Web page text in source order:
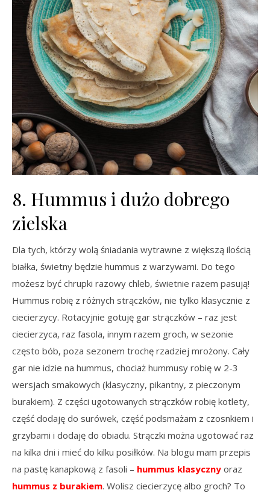
8. Hummus i dużo dobrego
zielska
Dla tych, którzy wolą śniadania wytrawne z większą ilością
białka, świetny będzie hummus z warzywami. Do tego
możesz być chrupki razowy chleb, świetnie razem pasują!
Hummus robię z różnych strączków, nie tylko klasycznie z
ciecierzycy. Rotacyjnie gotuję gar strączków – raz jest
ciecierzyca, raz fasola, innym razem groch, w sezonie
często bób, poza sezonem trochę rzadziej mrożony. Cały
gar nie idzie na hummus, chociaż hummusy robię w 2-3
wersjach smakowych (klasyczny, pikantny, z pieczonym
burakiem). Z części ugotowanych strączków robię kotlety,
część dodaję do surówek, część podsmażam z czosnkiem i
grzybami i dodaję do obiadu. Strączki można ugotować raz
na kilka dni i mieć do kilku posiłków. Na blogu mam przepis
na pastę kanapkową z fasoli – hummus klasyczny oraz
hummus z burakiem. Wolisz ciecierzycę albo groch? To